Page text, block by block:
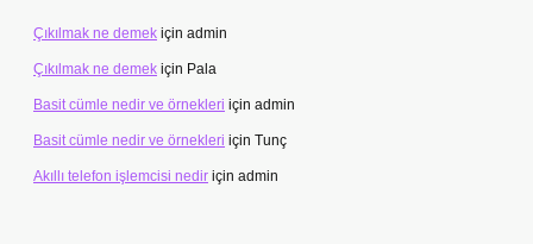
Çıkılmak ne demek için admin
Çıkılmak ne demek için Pala
Basit cümle nedir ve örnekleri için admin
Basit cümle nedir ve örnekleri için Tunç
Akıllı telefon işlemcisi nedir için admin